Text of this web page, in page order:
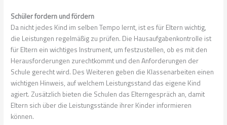
Schüler fordern und fördern
Da nicht jedes Kind im selben Tempo lernt, ist es für Eltern wichtig,
die Leistungen regelmäßig zu prüfen. Die Hausaufgabenkontrolle ist
für Eltern ein wichtiges Instrument, um festzustellen, ob es mit den
Herausforderungen zurechtkommt und den Anforderungen der
Schule gerecht wird. Des Weiteren geben die Klassenarbeiten einen
wichtigen Hinweis, auf welchem Leistungsstand das eigene Kind
agiert. Zusätzlich bieten die Schulen das Elterngespräch an, damit
Eltern sich über die Leistungsstände ihrer Kinder informieren
können.